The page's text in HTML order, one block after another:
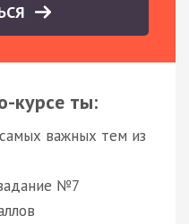
курсе ты:
важных тем из
№7